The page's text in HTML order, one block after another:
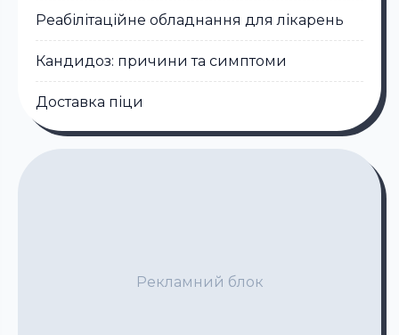
Реабілітаційне обладнання для лікарень
Кандидоз: причини та симптоми
Доставка піци
Рекламний блок